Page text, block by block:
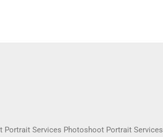
Services Photoshoot Portrait Services